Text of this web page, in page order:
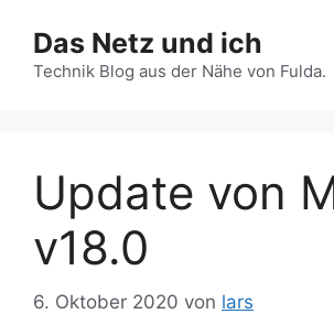
Inhalt
springen
Das Netz und ich
Technik Blog aus der Nähe von Fulda.
Update von
v18.0
6. Oktober 2020 von lars